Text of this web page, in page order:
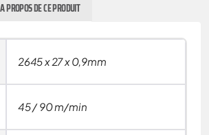
A PROPOS DE CE PRODUIT
2645 x 27 x 0,9mm
45 / 90 m/min